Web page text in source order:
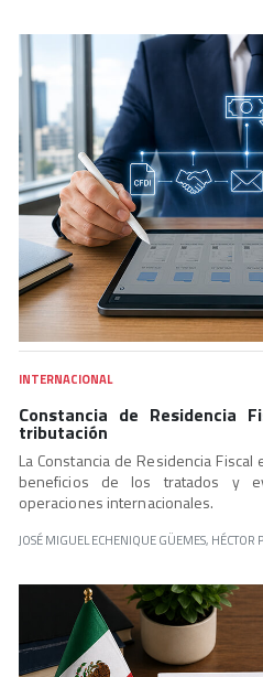
INTERNACIONAL
Constancia de Residencia
tributación
La Constancia de Residencia
beneficios de los tratados y
operaciones internacionales.
JOSÉ MIGUEL ECHENIQUE GÜEMES, HÉCTOR